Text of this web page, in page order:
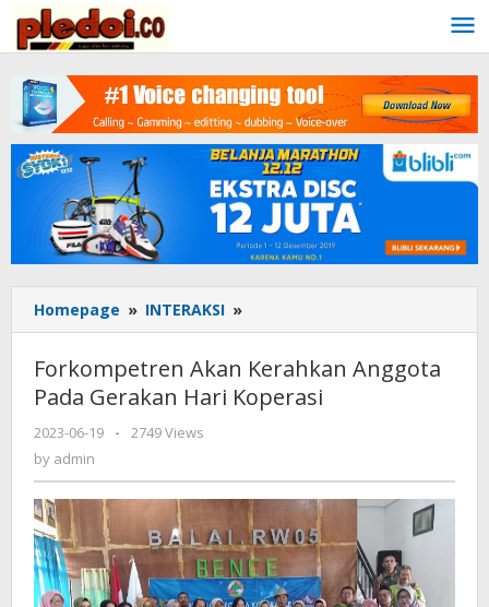
content
Homepage » INTERAKSI »
Akan
Kerahkan
Anggota
Pada
Forkompetren Akan Kerahkan Anggota
Pada Gerakan Hari Koperasi
2023-06-19
by
-
2749 Views
by admin